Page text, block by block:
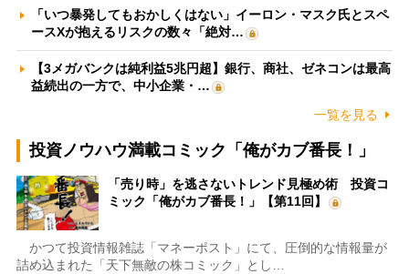
「いつ暴発してもおかしくはない」イーロン・マスク氏とスペ
ースXが抱えるリスクの数々「絶対…
【3メガバンクは純利益5兆円超】銀行、商社、ゼネコンは最高
益続出の一方で、中小企業・…
一覧を見る
投資ノウハウ満載コミック「俺がカブ番長！」
「売り時」を逃さないトレンド見極め術 投資コ
ミック「俺がカブ番長！」【第11回】
かつて投資情報雑誌「マネーポスト」にて、圧倒的な情報量が
詰め込まれた「天下無敵の株コミック」とし…